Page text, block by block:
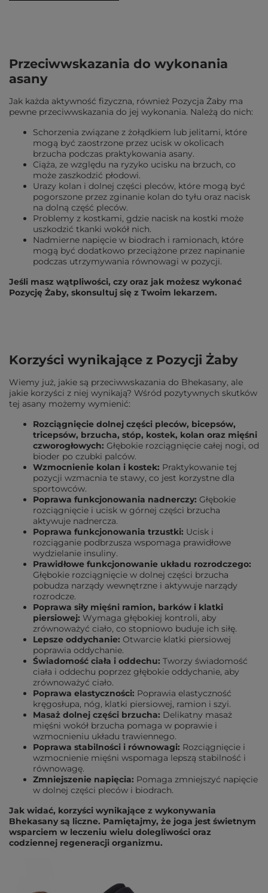
Przeciwwskazania do wykonania
asany
Jak każda aktywność fizyczna, również Pozycja Żaby ma
pewne przeciwwskazania do jej wykonania. Należą do nich:
Schorzenia związane z żołądkiem lub jelitami, które
mogą być zaostrzone przez ucisk w okolicach
brzucha podczas praktykowania asany.
Ciąża, ze względu na ryzyko ucisku na brzuch, co
może zaszkodzić płodowi.
Urazy kolan i dolnej części pleców, które mogą być
pogorszone przez zginanie kolan do tyłu oraz nacisk
na dolną część pleców.
Problemy z kostkami, gdzie nacisk na kostki może
uszkodzić tkanki wokół nich.
Nadmierne napięcie w biodrach i ramionach, które
mogą być dodatkowo przeciążone przez napinanie
podczas utrzymywania równowagi w pozycji.
Jeśli masz wątpliwości, czy oraz jak możesz wykonać
Pozycję Żaby, skonsultuj się z Twoim lekarzem.
Korzyści wynikające z Pozycji Żaby
Wiemy już, jakie są przeciwwskazania do Bhekasany, ale
jakie korzyści z niej wynikają? Wśród pozytywnych skutków
tej asany możemy wymienić:
Rozciągnięcie dolnej części pleców, bicepsów,
tricepsów, brzucha, stóp, kostek, kolan oraz mięśni
czworogłowych: Głębokie rozciągnięcie całej nogi, od
bioder po czubki palców.
Wzmocnienie kolan i kostek: Praktykowanie tej
pozycji wzmacnia te stawy, co jest korzystne dla
sportowców.
Poprawa funkcjonowania nadnerczy: Głębokie
rozciągnięcie i ucisk w górnej części brzucha
aktywuje nadnercza.
Poprawa funkcjonowania trzustki: Ucisk i
rozciąganie podbrzusza wspomaga prawidłowe
wydzielanie insuliny.
Prawidłowe funkcjonowanie układu rozrodczego:
Głębokie rozciągnięcie w dolnej części brzucha
pobudza narządy wewnętrzne i aktywuje narządy
rozrodcze.
Poprawa siły mięśni ramion, barków i klatki
piersiowej: Wymaga głębokiej kontroli, aby
zrównoważyć ciało, co stopniowo buduje ich siłę.
Lepsze oddychanie: Otwarcie klatki piersiowej
poprawia oddychanie.
Świadomość ciała i oddechu: Tworzy świadomość
ciała i oddechu poprzez głębokie oddychanie, aby
zrównoważyć ciało.
Poprawa elastyczności: Poprawia elastyczność
kręgosłupa, nóg, klatki piersiowej, ramion i szyi.
Masaż dolnej części brzucha: Delikatny masaż
mięśni wokół brzucha pomaga w poprawie i
wzmocnieniu układu trawiennego.
Poprawa stabilności i równowagi: Rozciągnięcie i
wzmocnienie mięśni wspomaga lepszą stabilność i
równowagę.
Zmniejszenie napięcia: Pomaga zmniejszyć napięcie
w dolnej części pleców i biodrach.
Jak widać, korzyści wynikające z wykonywania
Bhekasany są liczne. Pamiętajmy, że joga jest świetnym
wsparciem w leczeniu wielu dolegliwości oraz
codziennej regeneracji organizmu.